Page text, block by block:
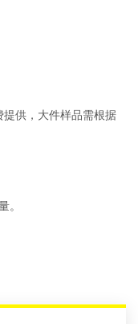
供，大件样品需根据
。